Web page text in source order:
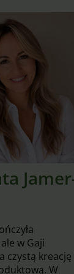
w Gaji
czystą kreację
W